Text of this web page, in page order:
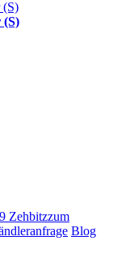
(S)
Zehbitzzum
Blog